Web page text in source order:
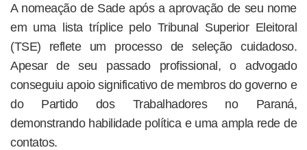
A nomeação de Sade após a aprovação de seu nome
em uma lista tríplice pelo Tribunal Superior Eleitoral
(TSE) reflete um processo de seleção cuidadoso.
Apesar de seu passado profissional, o advogado
conseguiu apoio significativo de membros do governo e
do Partido dos Trabalhadores no Paraná,
demonstrando habilidade política e uma ampla rede de
contatos.